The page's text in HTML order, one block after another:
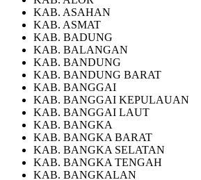
KAB. ASAHAN
KAB. ASMAT
KAB. BADUNG
KAB. BALANGAN
KAB. BANDUNG
KAB. BANDUNG BARAT
KAB. BANGGAI
KAB. BANGGAI KEPULAUAN
KAB. BANGGAI LAUT
KAB. BANGKA
KAB. BANGKA BARAT
KAB. BANGKA SELATAN
KAB. BANGKA TENGAH
KAB. BANGKALAN